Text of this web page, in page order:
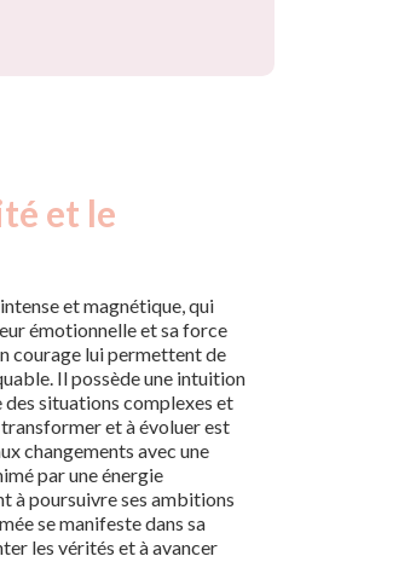
et le
et magnétique, qui
émotionnelle et sa force
courage lui permettent de
Il possède une intuition
situations complexes et
et à évoluer est
changements avec une
par une énergie
à poursuivre ses ambitions
se manifeste dans sa
les vérités et à avancer